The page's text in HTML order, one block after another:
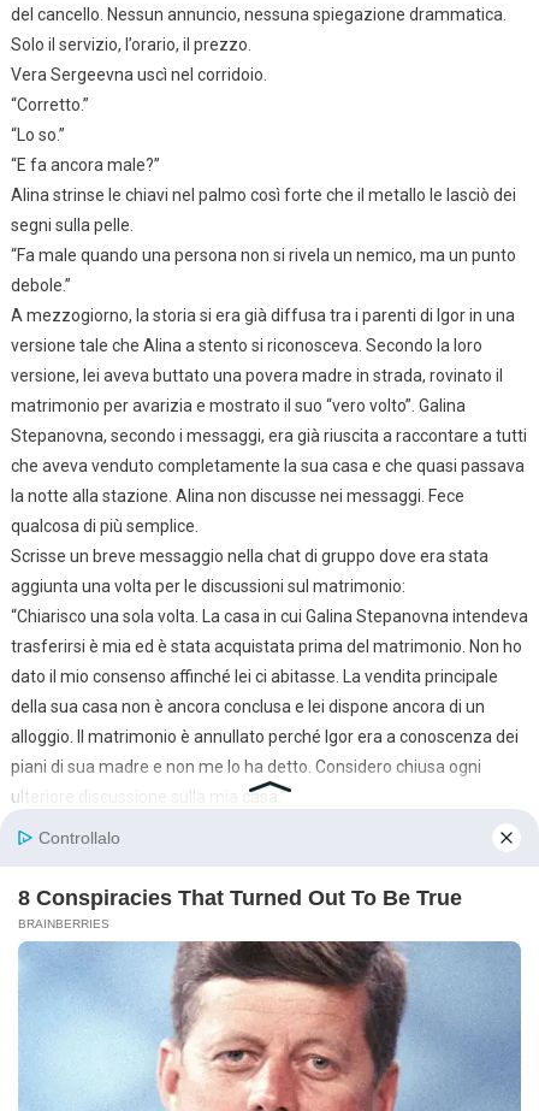
del cancello. Nessun annuncio, nessuna spiegazione drammatica.
Solo il servizio, l’orario, il prezzo.
Vera Sergeevna uscì nel corridoio.
“Corretto.”
“Lo so.”
“E fa ancora male?”
Alina strinse le chiavi nel palmo così forte che il metallo le lasciò dei
segni sulla pelle.
“Fa male quando una persona non si rivela un nemico, ma un punto
debole.”
A mezzogiorno, la storia si era già diffusa tra i parenti di Igor in una
versione tale che Alina a stento si riconosceva. Secondo la loro
versione, lei aveva buttato una povera madre in strada, rovinato il
matrimonio per avarizia e mostrato il suo “vero volto”. Galina
Stepanovna, secondo i messaggi, era già riuscita a raccontare a tutti
che aveva venduto completamente la sua casa e che quasi passava
la notte alla stazione. Alina non discusse nei messaggi. Fece
qualcosa di più semplice.
Scrisse un breve messaggio nella chat di gruppo dove era stata
aggiunta una volta per le discussioni sul matrimonio:
“Chiarisco una sola volta. La casa in cui Galina Stepanovna intendeva
trasferirsi è mia ed è stata acquistata prima del matrimonio. Non ho
dato il mio consenso affinché lei ci abitasse. La vendita principale
della sua casa non è ancora conclusa e lei dispone ancora di un
alloggio. Il matrimonio è annullato perché Igor era a conoscenza dei
piani di sua madre e non me lo ha detto. Considero chiusa ogni
ulteriore discussione sulla mia casa.”
Dopo di che, uscì dalla chat.
Il telefono squillò quasi subito. Galina Stepanovna. Alina guardò lo
schermo e rifiutò la chiamata. Poi un’altra. E ancora un’altra. Dopo la
quinta chiamata, inviò un messaggio: “Sono pronta a comunicare
solo per iscritto. Non venire a casa mia.”